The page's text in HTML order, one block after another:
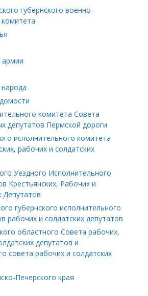
губернского военно-
армии
комитета Совета
депутатов Пермской дороги
исполнительного комитета
рабочих и солдатских
Уездного Исполнительного
Крестьянских, Рабочих и
Депутатов
губернского исполнительного
рабочих и солдатских депутатов
областного Совета рабочих,
депутатов и
совета рабочих и солдатских
Печерского края